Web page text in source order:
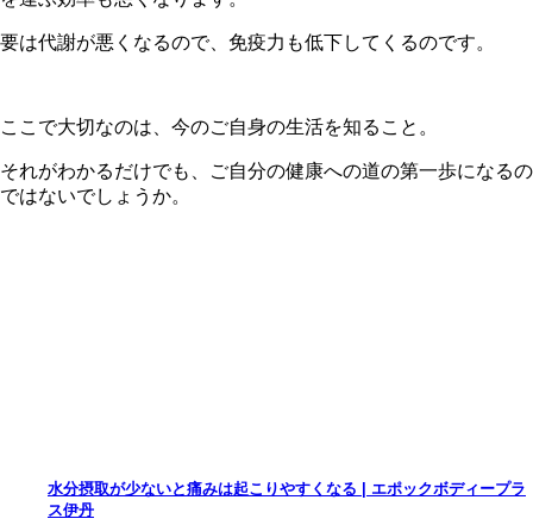
要は代謝が悪くなるので、免疫力も低下してくるのです。
ここで大切なのは、今のご自身の生活を知ること。
それがわかるだけでも、ご自分の健康への道の第一歩になるの
ではないでしょうか。
水分摂取が少ないと痛みは起こりやすくなる | エポックボディープラ
ス伊丹